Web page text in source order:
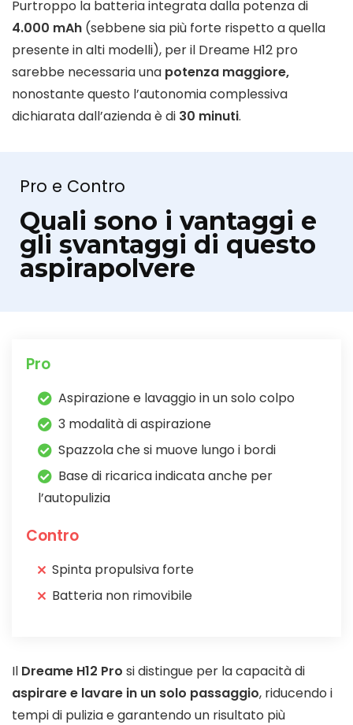
Purtroppo la batteria integrata dalla potenza di
4.000 mAh (sebbene sia più forte rispetto a quella
presente in alti modelli), per il Dreame H12 pro
sarebbe necessaria una potenza maggiore,
nonostante questo l’autonomia complessiva
dichiarata dall’azienda è di 30 minuti.
Pro e Contro
Quali sono i vantaggi e
gli svantaggi di questo
aspirapolvere
Pro
Aspirazione e lavaggio in un solo colpo
3 modalità di aspirazione
Spazzola che si muove lungo i bordi
Base di ricarica indicata anche per
l’autopulizia
Contro
Spinta propulsiva forte
Batteria non rimovibile
Il Dreame H12 Pro si distingue per la capacità di
aspirare e lavare in un solo passaggio, riducendo i
tempi di pulizia e garantendo un risultato più